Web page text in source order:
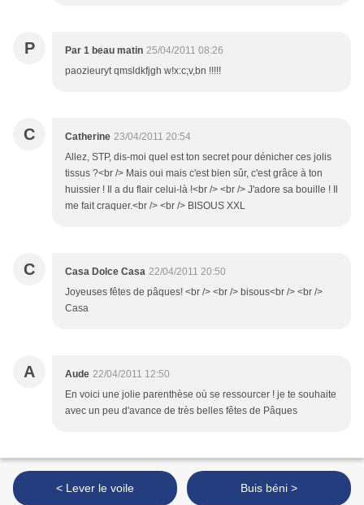
P Par 1 beau matin 25/04/2011 08:26
paozieuryt qmsldkfjgh w!x:c;v,bn !!!!!
C Catherine 23/04/2011 20:54
Allez, STP, dis-moi quel est ton secret pour dénicher ces jolis
tissus ?<br /> Mais oui mais c'est bien sûr, c'est grâce à ton
huissier ! Il a du flair celui-là !<br /> <br /> J'adore sa bouille ! Il
me fait craquer.<br /> <br /> BISOUS XXL
C Casa Dolce Casa 22/04/2011 20:50
Joyeuses fêtes de pâques! <br /> <br /> bisous<br /> <br />
Casa
A Aude 22/04/2011 12:50
En voici une jolie parenthèse où se ressourcer ! je te souhaite
avec un peu d'avance de très belles fêtes de Pâques
< Lever le voile Buis béni >